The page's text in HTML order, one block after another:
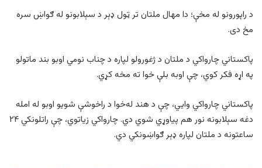
د راپورونو له مخې؛ دا مهال ملتان تر ټول ډېر د سېلابونو له ګواښ سره
مخ دی.
پاکستاني چارواکي د ملتان د ژغورولو لپاره د چناب نومي اوبو بند ماتولو
په اړه فکر کوي، چې اوبه بلې خوا ته مخه کړي.
پاکستاني چارواکي وايي، چې د هند له‌خوا د راخوشې شویو اوبو له امله
دغه سېلابونه نور هم پياوړي شوي دي. چارواکي زیاتوي، چې راتلونکي ۲۴
ساعتونه د ملتان لپاره ډېر ګواښونکي دي.